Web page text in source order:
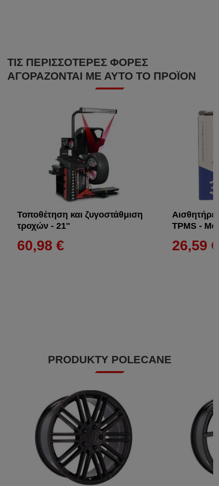
ΤΙΣ ΠΕΡΙΣΣΌΤΕΡΕΣ ΦΟΡΈΣ
ΑΓΟΡΆΖΟΝΤΑΙ ΜΕ ΑΥΤΌ ΤΟ ΠΡΟΪΌΝ
Τοποθέτηση και ζυγοστάθμιση
τροχών - 21''
60,98 €
TPMS -
26,59 €
PRODUKTY POLECANE